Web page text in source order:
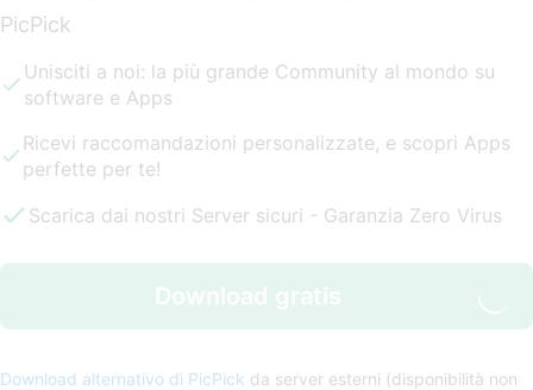
PicPick
Unisciti a noi: la più grande Community al mondo su
software e Apps
Ricevi raccomandazioni personalizzate, e scopri Apps
perfette per te!
Scarica dai nostri Server sicuri - Garanzia Zero Virus
Download gratis
Download alternativo di PicPick da server esterni (disponibilità non